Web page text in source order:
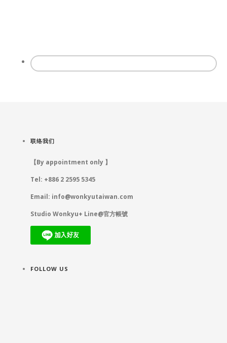
联络我们
【By appointment only 】
Tel: +886 2 2595 5345
Email: info@wonkyutaiwan.com
Studio Wonkyu+ Line@官方帳號
FOLLOW US